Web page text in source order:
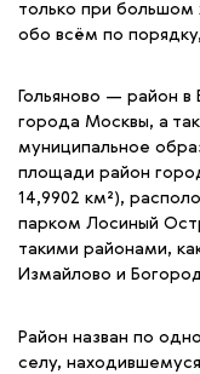
только при большом
обо всём по
Гольяново — район
города Москвы, а
муниципальное
площади район
14,9902 км²),
парком Лосиный
такими районами,
Измайлово и
Район назван по
селу,